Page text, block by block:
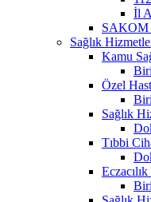
İl
SAKOM
Sağlık
Kamu
Özel
Sağlık
Tıbbi